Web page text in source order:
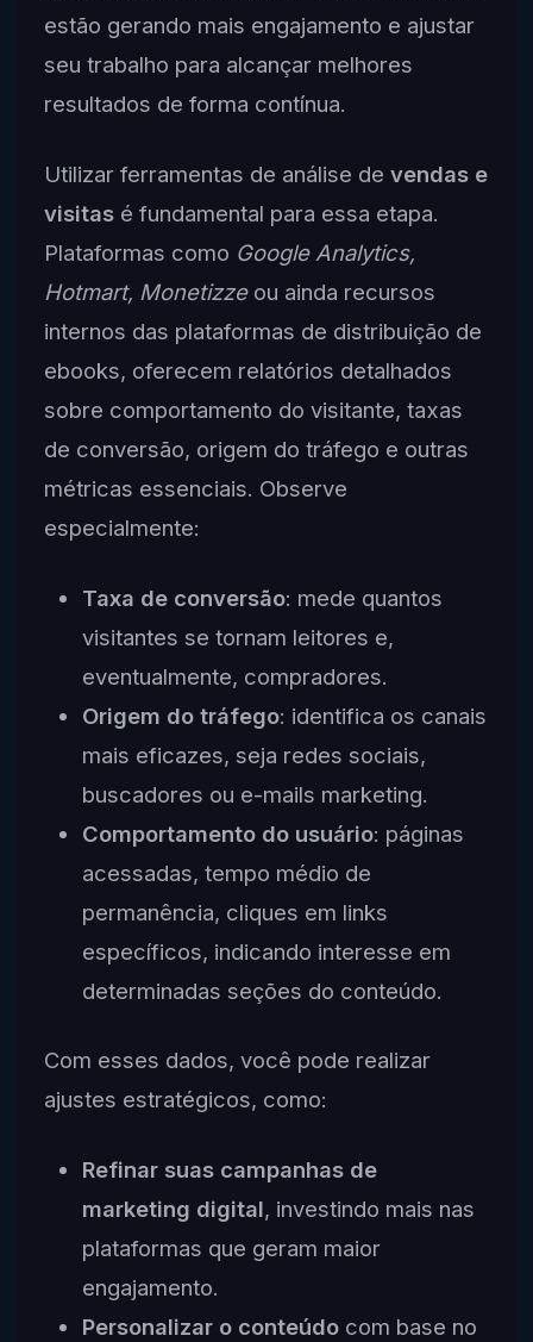
estão gerando mais engajamento e ajustar
seu trabalho para alcançar melhores
resultados de forma contínua.
Utilizar ferramentas de análise de vendas e
visitasé fundamental para essa etapa.
Plataformas como Google Analytics,
Hotmart, Monetizzeou ainda recursos
internos das plataformas de distribuição de
ebooks, oferecem relatórios detalhados
sobre comportamento do visitante, taxas
de conversão, origem do tráfego e outras
métricas essenciais. Observe
especialmente:
Taxa de conversão: mede quantos
visitantes se tornam leitores e,
eventualmente, compradores.
Origem do tráfego: identifica os canais
mais eficazes, seja redes sociais,
buscadores ou e-mails marketing.
Comportamento do usuário: páginas
acessadas, tempo médio de
permanência, cliques em links
específicos, indicando interesse em
determinadas seções do conteúdo.
Com esses dados, você pode realizar
ajustes estratégicos, como:
Refinar suas campanhas de
marketing digital, investindo mais nas
plataformas que geram maior
engajamento.
Personalizar o conteúdocom base no